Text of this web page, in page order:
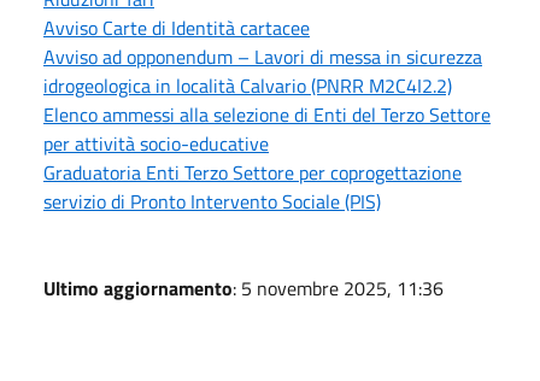
Avviso Carte di Identità cartacee
Avviso ad opponendum – Lavori di messa in sicurezza
idrogeologica in località Calvario (PNRR M2C4I2.2)
Elenco ammessi alla selezione di Enti del Terzo Settore
per attività socio-educative
Graduatoria Enti Terzo Settore per coprogettazione
servizio di Pronto Intervento Sociale (PIS)
Ultimo aggiornamento: 5 novembre 2025, 11:36